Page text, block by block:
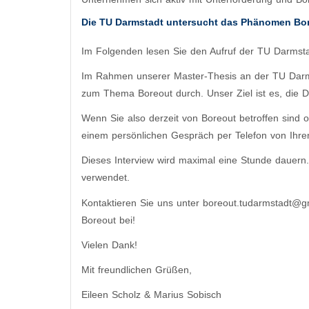
Die TU Darmstadt untersucht das Phänomen
Im Folgenden lesen Sie den Aufruf der TU
Im Rahmen unserer Master-Thesis an der TU
zum Thema Boreout durch. Unser Ziel ist es, die
Wenn Sie also derzeit von Boreout betroffen sind
einem persönlichen Gespräch per Telefon von
Dieses Interview wird maximal eine Stunde
verwendet.
Kontaktieren Sie uns unter
Boreout bei!
Vielen Dank!
Mit freundlichen Grüßen,
Eileen Scholz & Marius Sobisch